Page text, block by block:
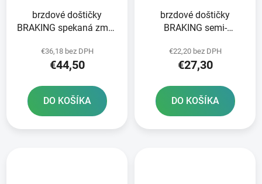
brzdové doštičky
BRAKING spekaná zmes
€36,18 bez DPH
€44,50
DO KOŠÍKA
brzdové doštičky
BRAKING semi-
ks v balení
€22,20 bez DPH
€27,30
DO KOŠÍKA